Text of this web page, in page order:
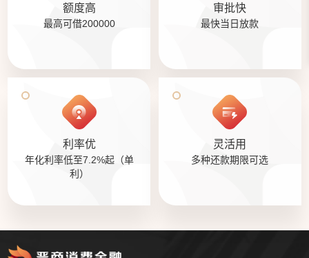
额度高
最高可借200000
审批快
最快当日放款
利率优
年化利率低至7.2%起（单
利）
灵活用
多种还款期限可选